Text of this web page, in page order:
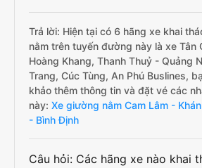
Trả lời: Hiện tại có 6 hãng xe khai
nằm trên tuyến đường này là xe Tân
Hoàng Khang, Thanh Thuỷ - Quảng
Trang, Cúc Tùng, An Phú Buslines,
khảo thêm thông tin và đặt vé các
này: Xe giường nằm Cam Lâm -
- Bình Định
Câu hỏi: Các hãng xe nào khai